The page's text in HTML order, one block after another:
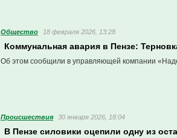
Общество 18 февраля 2026, 13:28
Коммунальная авария в Пензе:
Об этом сообщили в управляющей компании
Проиcшествия 30 января 2026, 18:04
В Пензе силовики оцепили одну из